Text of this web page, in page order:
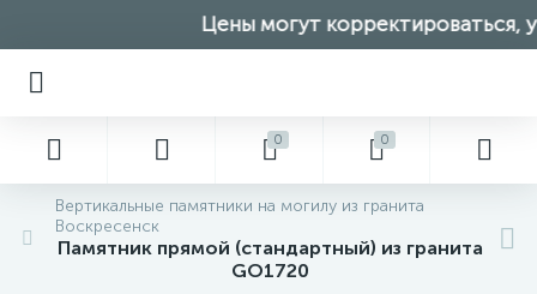
Цены могут корректироваться,
0 0
Вертикальные памятники на могилу из гранита
Воскресенск
Памятник прямой (стандартный) из гранита
GO1720